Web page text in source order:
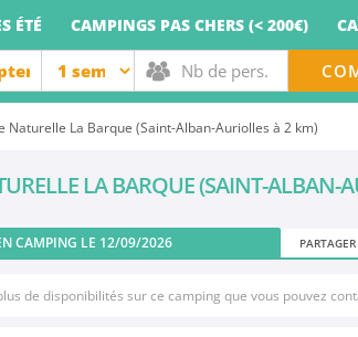
ÉTÉ CAMPINGS PAS CHERS (< 200€)
Naturelle La Barque (Saint-Alban-Auriolles à 2 km)
LA BARQUE (SAINT-ALBAN-
CAMPING LE 12/09/2026 PARTAGER
de disponibilités sur ce camping que vous pouvez